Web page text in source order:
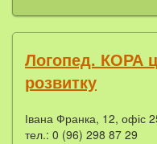
Логопед. КОРА
розвитку
Івана Франка, 12, офіс
тел.: 0 (96) 298 87 29